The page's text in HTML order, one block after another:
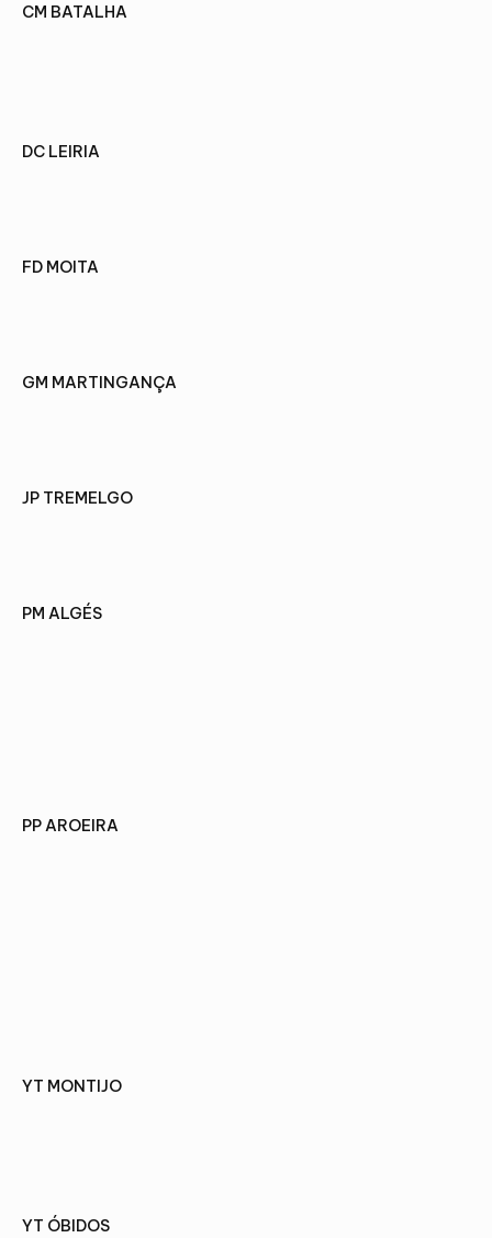
CM BATALHA
DC LEIRIA
FD MOITA
GM MARTINGANÇA
JP TREMELGO
PM ALGÉS
PP AROEIRA
YT MONTIJO
YT ÓBIDOS